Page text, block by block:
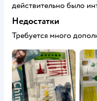
действительно было
Недостатки
Требуется много